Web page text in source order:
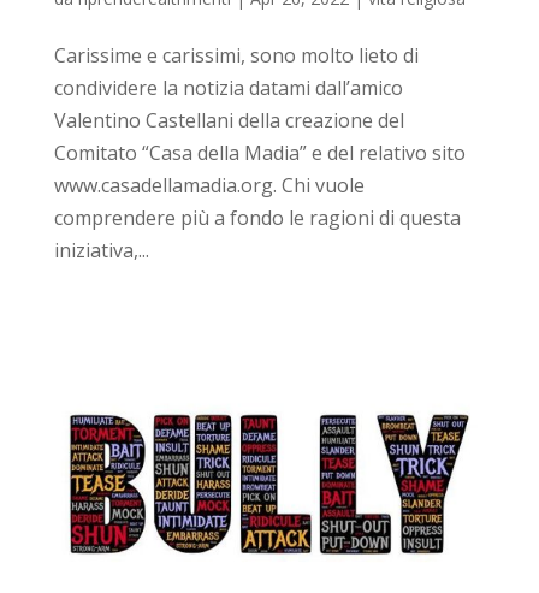
Carissime e carissimi, sono molto lieto di
condividere la notizia datami dall’amico
Valentino Castellani della creazione del
Comitato “Casa della Madia” e del relativo sito
www.casadellamadia.org. Chi vuole
comprendere più a fondo le ragioni di questa
iniziativa,...